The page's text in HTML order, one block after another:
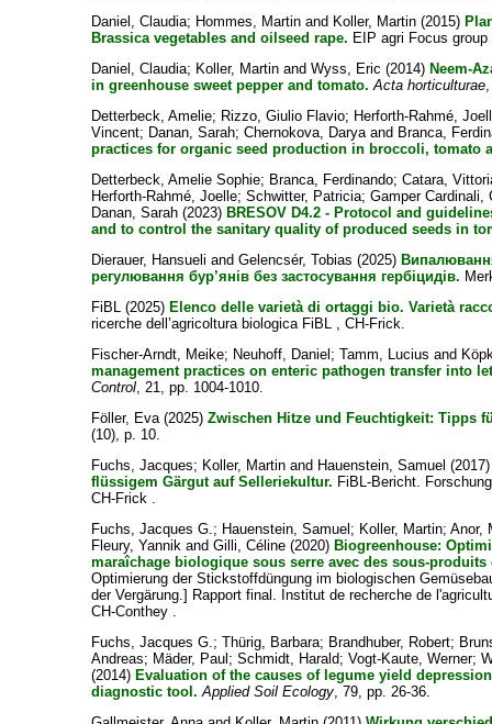
Daniel, Claudia; Hommes, Martin and Koller, Martin (2015)
Brassica vegetables and oilseed rape. EIP agri Focus
Daniel, Claudia; Koller, Martin andWyss, Eric (2014) Neem-
in greenhouse sweet pepper and tomato. Acta horticulturae
Detterbeck, Amelie; Rizzo, Giulio Flavio; Herforth-Rahmé,
Vincent; Danan, Sarah;Chernokova, Daryaand Branca,
practices for organic seed production in broccoli, tomato
Detterbeck, Amelie Sophie; Branca, Ferdinando;Catara,
Herforth-Rahmé, Joelle;Schwitter, Patricia;Gamper Cardinali,
Danan, Sarah (2023) BRESOV D4.2 - Protocol and
and to control the sanitary quality of produced seeds in
Dierauer, Hansueli andGelencsér, Tobias (2025)
регулювання бур’янів без застосування гербіцидів.
FiBL (2025) Elenco delle varietà di ortaggi bio. Varietà
ricerche dell’agricoltura biologica FiBL , CH-Frick.
Fischer-Arndt, Meike; Neuhoff, Daniel ;Tamm, Lucius and
management practices on enteric pathogen transfer into
Control, 21, pp. 1004-1010.
Föller, Eva(2025)Zwischen Hitze und Feuchtigkeit: Tipps
(10), p. 10.
Fuchs, Jacques; Koller, Martin and Hauenstein, Samuel
flüssigem Gärgut auf Selleriekultur. FiBL-Bericht.
CH-Frick .
Fuchs, Jacques G.; Hauenstein, Samuel ; Koller, Martin;Anor,
Fleury, Yannik andGilli, Céline (2020) Biogreenhouse:
maraîchage biologique sous serre avec des sous-
Optimierung der Stickstoffdüngung im biologischen
der Vergärung.] Rapport final. Institut de recherche de
CH-Conthey .
Fuchs, Jacques G.;Thürig, Barbara; Brandhuber, Robert;
Andreas; Mäder, Paul ;Schmidt, Harald;Vogt-Kaute, Werner;
(2014) Evaluation of the causes of legume yield
diagnostic tool. Applied Soil Ecology, 79, pp. 26-36.